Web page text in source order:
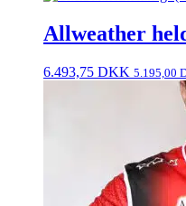
Allweather
6.493,75 DKK 5.195,00